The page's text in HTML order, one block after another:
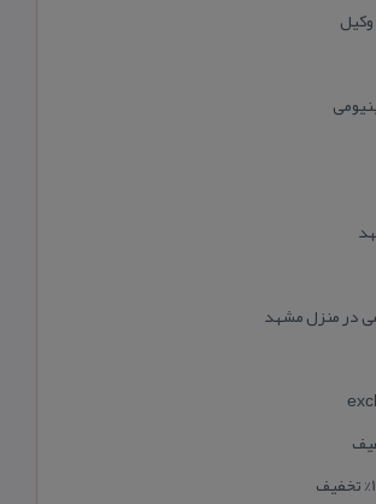
در منزل مشهد